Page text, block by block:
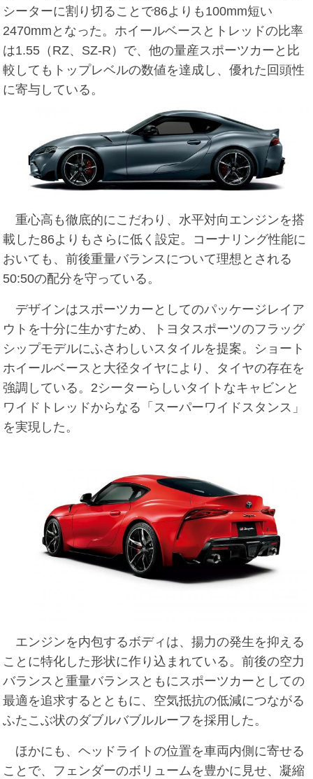
シーターに割り切ることで86よりも100mm短い
2470mmとなった。ホイールベースとトレッドの比率
は1.55（RZ、SZ-R）で、他の量産スポーツカーと比
較してもトップレベルの数値を達成し、優れた回頭性
に寄与している。
重心高も徹底的にこだわり、水平対向エンジンを搭
載した86よりもさらに低く設定。コーナリング性能に
おいても、前後重量バランスについて理想とされる
50:50の配分を守っている。
デザインはスポーツカーとしてのパッケージレイア
ウトを十分に生かすため、トヨタスポーツのフラッグ
シップモデルにふさわしいスタイルを提案。ショート
ホイールベースと大径タイヤにより、タイヤの存在を
強調している。2シーターらしいタイトなキャビンと
ワイドトレッドからなる「スーパーワイドスタンス」
を実現した。
エンジンを内包するボディは、揚力の発生を抑える
ことに特化した形状に作り込まれている。前後の空力
バランスと重量バランスともにスポーツカーとしての
最適を追求するとともに、空気抵抗の低減につながる
ふたこぶ状のダブルバブルルーフを採用した。
ほかにも、ヘッドライトの位置を車両内側に寄せる
ことで、フェンダーのボリュームを豊かに見せ、凝縮